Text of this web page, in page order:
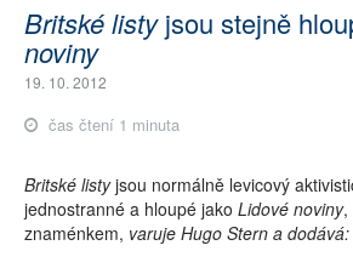
Britské listyjsou stejně
noviny
19. 10. 2012
čas čtení 1 minuta
Britské listyjsou normálně levicový
jednostranné a hloupé jako Lidové noviny,
znaménkem, varuje Hugo Stern a dodává: